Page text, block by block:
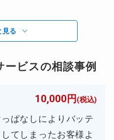
見る
ービスの相談事例
10,000円 (税込)
ぱなしによりバッテ
てしまったお客様よ